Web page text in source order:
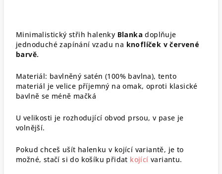
Minimalistický střih halenky Blanka doplňuje
jednoduché zapínání vzadu na knoflíček v červené
barvě.
Materiál: bavlněný satén (100% bavlna), tento
materiál je velice příjemný na omak, oproti klasické
bavlně se méně mačká
U velikosti je rozhodující obvod prsou, v pase je
volnější.
Pokud chceš ušít halenku v kojící variantě, je to
možné, stačí si do košíku přidat kojící variantu.